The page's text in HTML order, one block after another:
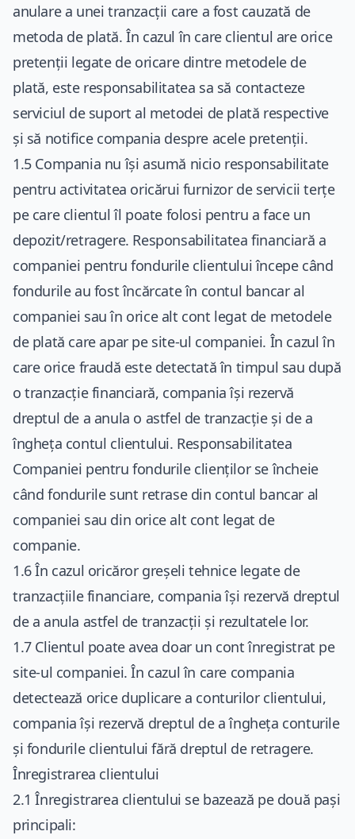
anulare a unei tranzacții care a fost cauzată de
metoda de plată. În cazul în care clientul are orice
pretenții legate de oricare dintre metodele de
plată, este responsabilitatea sa să contacteze
serviciul de suport al metodei de plată respective
și să notifice compania despre acele pretenții.
1.5 Compania nu își asumă nicio responsabilitate
pentru activitatea oricărui furnizor de servicii terțe
pe care clientul îl poate folosi pentru a face un
depozit/retragere. Responsabilitatea financiară a
companiei pentru fondurile clientului începe când
fondurile au fost încărcate în contul bancar al
companiei sau în orice alt cont legat de metodele
de plată care apar pe site-ul companiei. În cazul în
care orice fraudă este detectată în timpul sau după
o tranzacție financiară, compania își rezervă
dreptul de a anula o astfel de tranzacție și de a
îngheța contul clientului. Responsabilitatea
Companiei pentru fondurile clienților se încheie
când fondurile sunt retrase din contul bancar al
companiei sau din orice alt cont legat de
companie.
1.6 În cazul oricăror greșeli tehnice legate de
tranzacțiile financiare, compania își rezervă dreptul
de a anula astfel de tranzacții și rezultatele lor.
1.7 Clientul poate avea doar un cont înregistrat pe
site-ul companiei. În cazul în care compania
detectează orice duplicare a conturilor clientului,
compania își rezervă dreptul de a îngheța conturile
și fondurile clientului fără dreptul de retragere.
Înregistrarea clientului
2.1 Înregistrarea clientului se bazează pe două pași
principali: